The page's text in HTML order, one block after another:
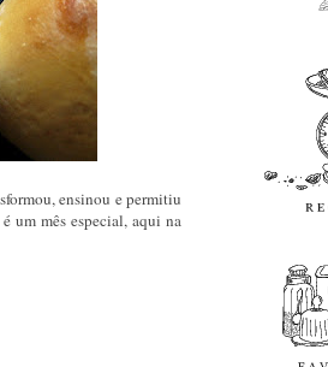
ensinou e permitiu
um mês especial, aqui na